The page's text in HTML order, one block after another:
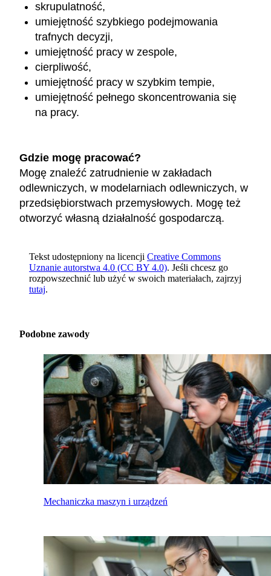
skrupulatność,
umiejętność szybkiego podejmowania
trafnych decyzji,
umiejętność pracy w zespole,
cierpliwość,
umiejętność pracy w szybkim tempie,
umiejętność pełnego skoncentrowania się
na pracy.
Gdzie mogę pracować?
Mogę znaleźć zatrudnienie w zakładach
odlewniczych, w modelarniach odlewniczych, w
przedsiębiorstwach przemysłowych. Mogę też
otworzyć własną działalność gospodarczą.
Tekst udostępniony na licencji Creative Commons
Uznanie autorstwa 4.0 (CC BY 4.0). Jeśli chcesz go
rozpowszechnić lub użyć w swoich materiałach, zajrzyj
tutaj.
Podobne zawody
Mechaniczka maszyn i urządzeń